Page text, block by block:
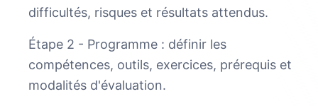
difficultés, risques et résultats attendus.
Étape 2 - Programme : définir les
compétences, outils, exercices, prérequis et
modalités d'évaluation.